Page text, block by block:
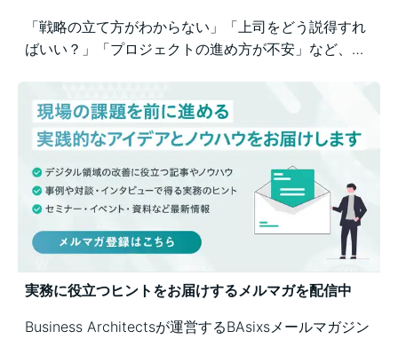
「戦略の立て方がわからない」「上司をどう説得すれ
ばいい？」「プロジェクトの進め方が不安」など、業
実務に役立つヒントをお届けするメルマガを配信中
Business Architectsが運営するBAsixsメールマガジン